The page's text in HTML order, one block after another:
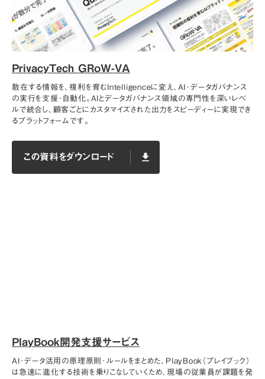
PrivacyTech GRoW-VA
散在する情報を、複利を育むIntelligenceに変え、AI･データガバナンス
の実行を支援･自動化。AIとデータガバナンス領域の専門性を深いレベ
ルで統合し、顧客ごとにカスタマイズされた出力をスピーディーに実現でき
るプラットフォームです。
この資料をダウンロード
この資料をダウンロード
file_download
PlayBook開発支援サービス
AI･データ活用の原理原則･ルールをまとめた、PlayBook（プレイブック）
は急速に進化する技術を乗りこなしていくため、現場の従業員が課題を発